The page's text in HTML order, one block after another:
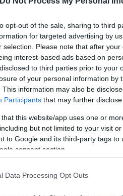
opt-out of the sale, sharing to third
for targeted advertising by
selection. Please note that after
interest-based ads based on
to third parties prior to your
of your personal information by
This information may also be
Participants that may further
that this website/app uses one or
but not limited to your visit
to Google and its third-party tags
consent section.
Data Processing Opt Outs
Αμερικανό πολίτη που
με τη χρήση ενός